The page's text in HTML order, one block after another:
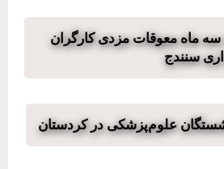
ماه معوقات مزدی کارگران
سنندج
علوم‌پزشکی در کردستان